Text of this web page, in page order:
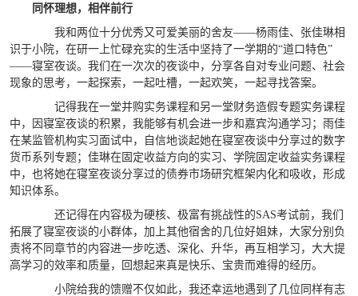
同怀理想，相伴前行
我和两位十分优秀又可爱美丽的舍友——杨雨佳、张佳琳相
识于小院，在研一上忙碌充实的生活中坚持了一学期的“道口特色”
——寝室夜谈。我们在一次次的夜谈中，分享各自对专业问题、社会
现象的思考，一起探索，一起吐槽，一起欢笑，一起寻找答案。
记得我在一堂并购实务课程和另一堂财务造假专题实务课程
中，因寝室夜谈的积累，我能够有机会进一步和嘉宾沟通学习；雨佳
在某监管机构实习面试中，自信地谈起她在寝室夜谈中分享过的数字
货币系列专题；佳琳在固定收益方向的实习、学院固定收益实务课程
中，也将她在寝室夜谈分享过的债券市场研究框架内化和吸收，形成
知识体系。
还记得在内容极为硬核、极富有挑战性的SAS考试前，我们
拓展了寝室夜谈的小群体，加上其他宿舍的几位好姐妹，大家分别负
责将不同章节的内容进一步吃透、深化、升华，再互相学习，大大提
高学习的效率和质量，回想起来真是快乐、宝贵而难得的经历。
小院给我的馈赠不仅如此，我还幸运地遇到了几位同样有志